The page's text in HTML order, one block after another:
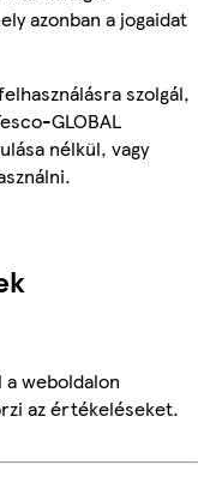
azonban a jogaidat
szolgál,
GLOBAL
nélkül, vagy
weboldalon
az értékeléseket.